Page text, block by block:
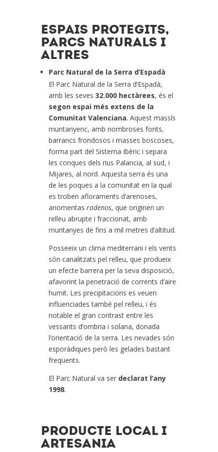
ESPAIS PROTEGITS,
PARCS NATURALS I
ALTRES
Parc Natural de la Serra d’Espadà
El Parc Natural de la Serra d’Espadà,
amb les seves 32.000 hectàrees, és el
segon espai més extens de la
Comunitat Valenciana. Aquest massís
muntanyenc, amb nombroses fonts,
barrancs frondosos i masses boscoses,
forma part del Sistema Ibèric i separa
les conques dels rius Palancia, al sud, i
Mijares, al nord. Aquesta serra és una
de les poques a la comunitat en la qual
es troben afloraments d’arenoses,
anomentas rodenos, que originen un
relleu abrupte i fraccionat, amb
muntanyes de fins a mil metres d’altitud.
Posseeix un clima mediterrani i els vents
són canalitzats pel relleu, que produeix
un efecte barrera per la seva disposició,
afavorint la penetració de corrents d’aire
humit. Les precipitacions es veuen
influenciades també pel relleu, i és
notable el gran contrast entre les
vessants d’ombria i solana, donada
l’orientació de la serra. Les nevades són
esporàdiques però les gelades bastant
freqüents.
El Parc Natural va ser declarat l’any
1998.
PRODUCTE LOCAL I
ARTESANIA